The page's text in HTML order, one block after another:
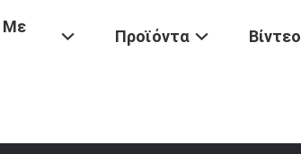
Με
Προϊόντα Βίντεο